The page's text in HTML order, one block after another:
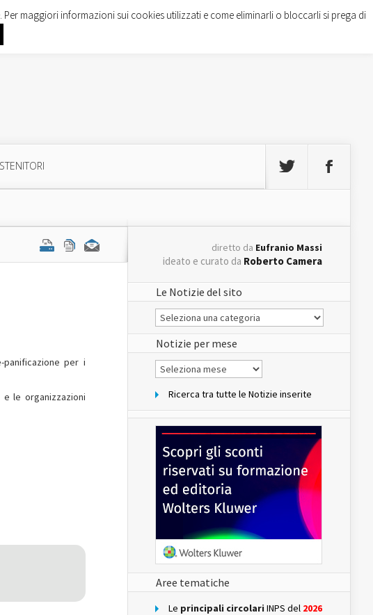
per i
e le organizzazioni
diretto da Eufranio Massi
ideato e curato da Roberto Camera
Le Notizie del sito
Le
Notizie
del
sito
Notizie per mese
Notizie
per
Ricerca tra tutte le Notizie inserite
Aree tematiche
Le principali circolari INPS del 2026
maggiori informazioni sui cookies utilizzati e come eliminarli o bloccarli si prega di